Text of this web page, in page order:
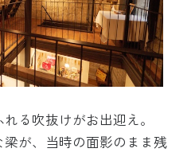
る吹抜けがお出迎え。
が、当時の面影のまま残